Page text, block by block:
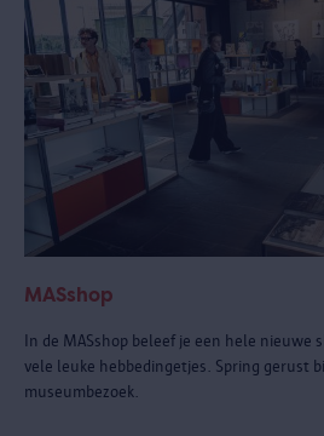
MASshop
In de MASshop beleef je een hele nieuwe
vele leuke hebbedingetjes. Spring gerust
museumbezoek.